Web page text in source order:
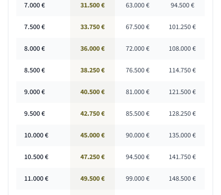
7.000€ 31.500 € 63.000 € 94.500 €
7.500€ 33.750 € 67.500 € 101.250 €
8.000€ 36.000 € 72.000 € 108.000 €
8.500€ 38.250 € 76.500 € 114.750 €
9.000€ 40.500 € 81.000 € 121.500 €
9.500€ 42.750 € 85.500 € 128.250 €
10.000€ 45.000 € 90.000 € 135.000 €
10.500€ 47.250 € 94.500 € 141.750 €
11.000€ 49.500 € 99.000 € 148.500 €